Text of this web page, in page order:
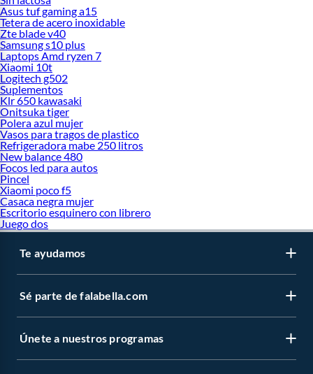
Asus tuf gaming a15
Tetera de acero inoxidable
Zte blade v40
Samsung s10 plus
Laptops Amd ryzen 7
Xiaomi 10t
Logitech g502
Suplementos
Klr 650 kawasaki
Onitsuka tiger
Polera azul mujer
Vasos para tragos de plastico
Refrigeradora mabe 250 litros
New balance 480
Focos led para autos
Pincel
Xiaomi poco f5
Casaca negra mujer
Escritorio esquinero con librero
Juego dos
Te ayudamos
Sé parte de falabella.com
Únete a nuestros programas